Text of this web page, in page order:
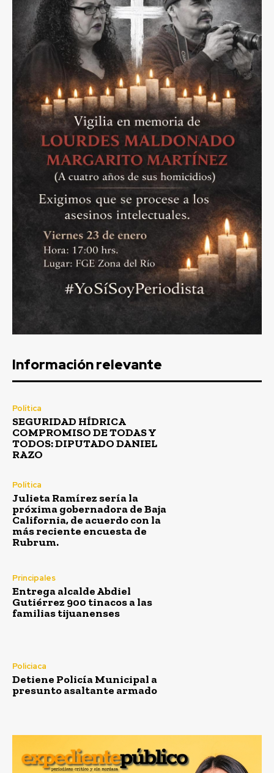
Información relevante
Política
SEGURIDAD HÍDRICA
COMPROMISO DE TODAS Y
TODOS: DIPUTADO DANIEL
RAZO
Política
Julieta Ramírez sería la
próxima gobernadora de Baja
California, de acuerdo con la
más reciente encuesta de
Rubrum.
Principales
Entrega alcalde Abdiel
Gutiérrez 900 tinacos a las
familias tijuanenses
Policiaca
Detiene Policía Municipal a
presunto asaltante armado